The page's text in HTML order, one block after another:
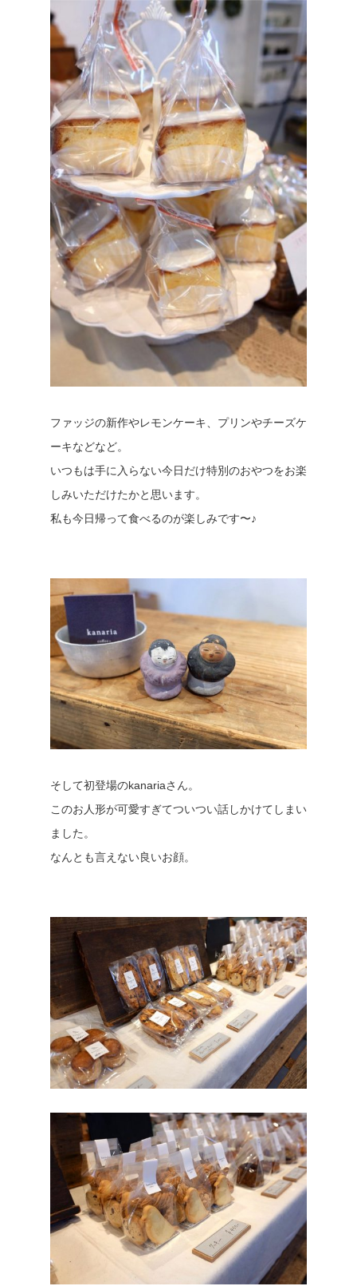
ファッジの新作やレモンケーキ、プリンやチーズケ
ーキなどなど。
いつもは手に入らない今日だけ特別のおやつをお楽
しみいただけたかと思います。
私も今日帰って食べるのが楽しみです〜♪
そして初登場のkanariaさん。
このお人形が可愛すぎてついつい話しかけてしまい
ました。
なんとも言えない良いお顔。